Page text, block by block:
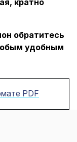
обратитесь
удобным
PDF